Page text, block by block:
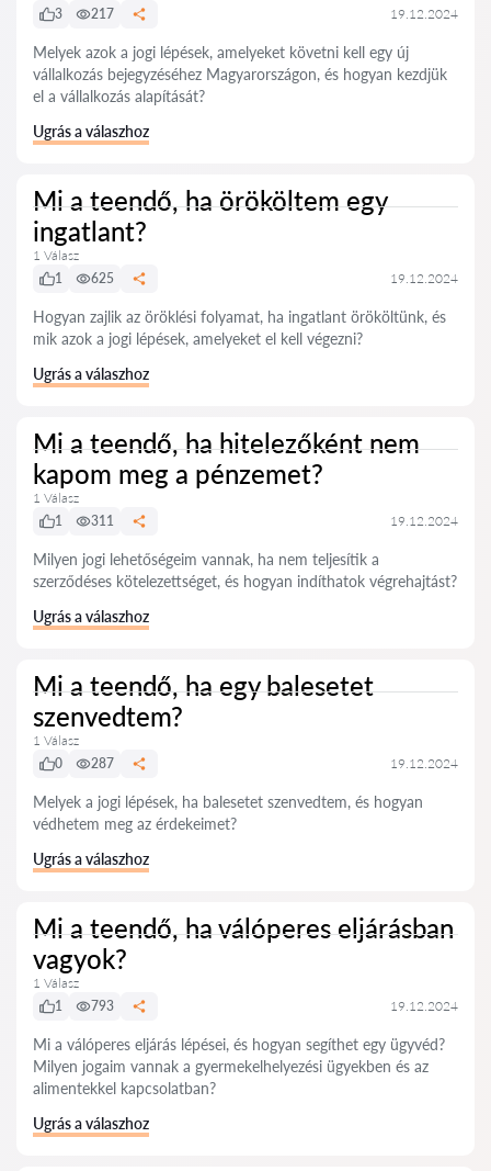
3
217 19.12.2024
Melyek azok a jogi lépések, amelyeket követni kell egy új
vállalkozás bejegyzéséhez Magyarországon, és hogyan kezdjük
el a vállalkozás alapítását?
Ugrás a válaszhoz
Mi a teendő, ha örököltem egy
ingatlant?
1 Válasz
1
625 19.12.2024
Hogyan zajlik az öröklési folyamat, ha ingatlant örököltünk, és
mik azok a jogi lépések, amelyeket el kell végezni?
Ugrás a válaszhoz
Mi a teendő, ha hitelezőként nem
kapom meg a pénzemet?
1 Válasz
1
311 19.12.2024
Milyen jogi lehetőségeim vannak, ha nem teljesítik a
szerződéses kötelezettséget, és hogyan indíthatok végrehajtást?
Ugrás a válaszhoz
Mi a teendő, ha egy balesetet
szenvedtem?
1 Válasz
0
287 19.12.2024
Melyek a jogi lépések, ha balesetet szenvedtem, és hogyan
védhetem meg az érdekeimet?
Ugrás a válaszhoz
Mi a teendő, ha válóperes eljárásban
vagyok?
1 Válasz
1
793 19.12.2024
Mi a válóperes eljárás lépései, és hogyan segíthet egy ügyvéd?
Milyen jogaim vannak a gyermekelhelyezési ügyekben és az
alimentekkel kapcsolatban?
Ugrás a válaszhoz